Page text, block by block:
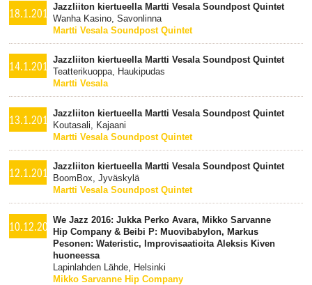
18.1.2017Jazzliiton kiertueella Martti Vesala Soundpost Quintet
Wanha Kasino, Savonlinna
Martti Vesala Soundpost Quintet
14.1.2017Jazzliiton kiertueella Martti Vesala Soundpost Quintet
Teatterikuoppa, Haukipudas
Martti Vesala
13.1.2017Jazzliiton kiertueella Martti Vesala Soundpost Quintet
Koutasali, Kajaani
Martti Vesala Soundpost Quintet
12.1.2017Jazzliiton kiertueella Martti Vesala Soundpost Quintet
BoomBox, Jyväskylä
Martti Vesala Soundpost Quintet
10.12.2016We Jazz 2016: Jukka Perko Avara, Mikko Sarvanne
Hip Company & Beibi P: Muovibabylon, Markus
Pesonen: Wateristic, Improvisaatioita Aleksis Kiven
huoneessa
Lapinlahden Lähde, Helsinki
Mikko Sarvanne Hip Company